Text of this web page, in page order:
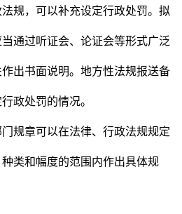
规，可以补充设定行政处罚。拟
通过听证会、论证会等形式广泛
出书面说明。地方性法规报送备
政处罚的情况。
章可以在法律、行政法规规定
类和幅度的范围内作出具体规